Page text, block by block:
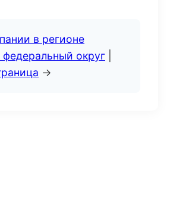
в регионе
федеральный округ
→